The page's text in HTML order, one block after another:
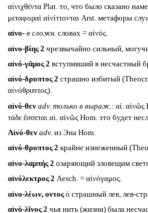
αἰνιχθέντα Plat. то, что было сказано
μεταφοραὶ αἰνίττονται Arst. метафоры
αἰνο- в сложн. словах = αἰνός.
αἰνο-βίης 2 чрезвычайно сильный,
αἰνό-γᾰμος 2 вступивший в несчастный
αἰνό-δρυπτος 2 страшно избитый
αἰνόθρυπτος).
αἰνό-θεν adv. только в выраж. : αἰ.
τάδε ἔσσεται αἰ. αἰνῶς Hom. это будет
Αἰνό-θεν adv. из Эна Hom.
αἰνό-θρυπτος 2 крайне изнеженный
αἰνο-λαμπής 2 озаряющий зловещим
αἰνόλεκτρος 2 Aesch. = αἰνόγαμος.
αἰνο-λέων, οντοςὁ страшный лев, лев-
αἰνό-λῐνος 2 чья нить (жизни) была